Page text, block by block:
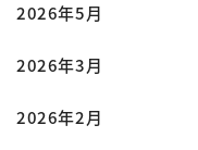
2026年5月
2026年3月
2026年2月